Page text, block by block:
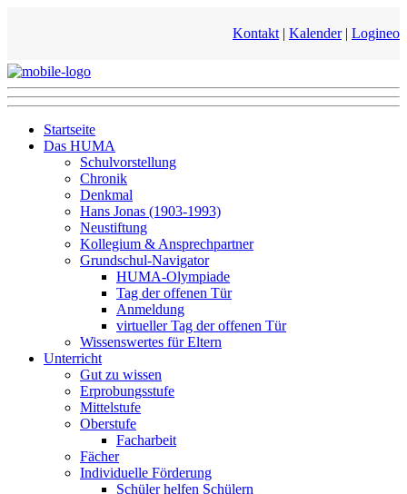
Kontakt | Kalender| Logineo
Startseite
Das HUMA
Schulvorstellung
Chronik
Denkmal
Hans Jonas (1903-1993)
Neustiftung
Kollegium & Ansprechpartner
Grundschul-Navigator
HUMA-Olympiade
Tag der offenen Tür
Anmeldung
virtueller Tag der offenen Tür
Wissenswertes für Eltern
Unterricht
Gut zu wissen
Erprobungsstufe
Mittelstufe
Oberstufe
Facharbeit
Fächer
Individuelle Förderung
Schüler helfen Schülern